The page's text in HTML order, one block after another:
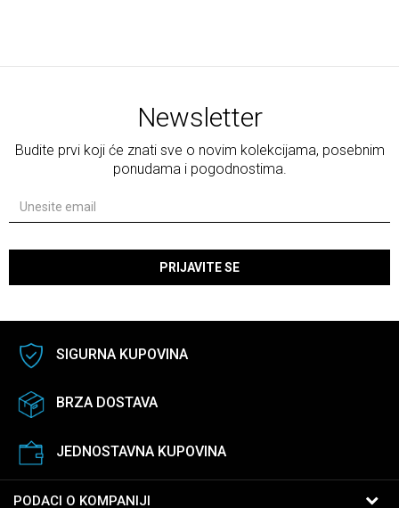
Newsletter
Budite prvi koji će znati sve o novim kolekcijama, posebnim
ponudama i pogodnostima.
PRIJAVITE SE
SIGURNA KUPOVINA
BRZA DOSTAVA
JEDNOSTAVNA KUPOVINA
PODACI O KOMPANIJI